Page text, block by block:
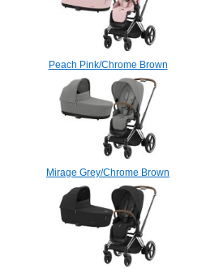
Peach Pink/Chrome Brown
Mirage Grey/Chrome Brown